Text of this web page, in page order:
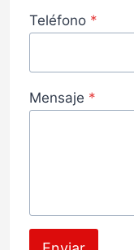
Teléfono *
Mensaje *